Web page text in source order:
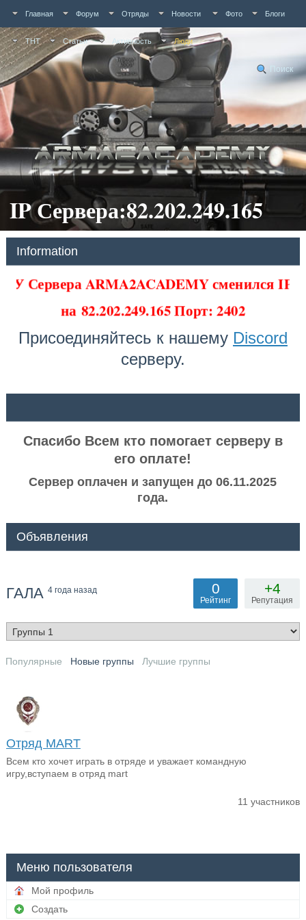
Главная Форум Отряды Новости Фото Блоги
ТНТ Статьи Активность Люди
Поиск
IP Сервера:82.202.249.165
Information
У Сервера ARMA2ACADEMY сменился IP
на82.202.249.165 Порт: 2402
Присоединяйтесь к нашему Discord
серверу.
Спасибо Всем кто помогает серверу в
его оплате!
Сервер оплачен и запущен до 06.11.2025
года.
Объявления
ГАЛА 4 года назад +4
Репутация
0
Рейтинг
Популярные Новые группы Лучшие группы
Отряд MART
Всем кто хочет играть в отряде и уважает командную
игру,вступаем в отряд mart
11 участников
Меню пользователя
Мой профиль
Создать